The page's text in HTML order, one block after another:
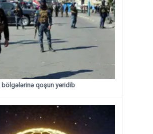
bölgələrinə qoşun yeridib